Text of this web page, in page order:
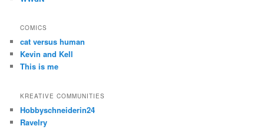
COMICS
cat versus human
Kevin and Kell
This is me
KREATIVE COMMUNITIES
Hobbyschneiderin24
Ravelry